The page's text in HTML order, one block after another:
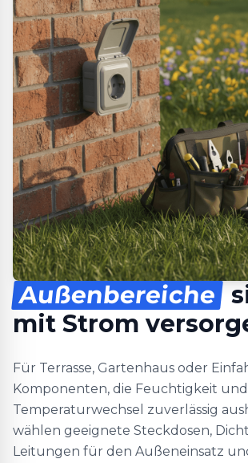
Außenbereiche
mit Strom
Für Terrasse, Gartenhaus oder
Komponenten, die Feuchtigkeit und
Temperaturwechsel zuverlässig
wählen geeignete Steckdosen,
Leitungen für den Außeneinsatz